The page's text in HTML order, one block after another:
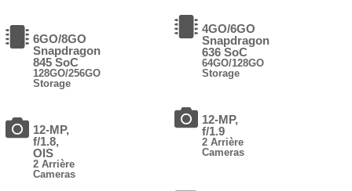
6GO/8GO
Snapdragon
845 SoC
128GO/256GO
Storage
12-MP,
f/1.8,
OIS
2 Arrière
Cameras
4GO/6GO
Snapdragon
636 SoC
64GO/128GO
Storage
12-MP,
f/1.9
2 Arrière
Cameras